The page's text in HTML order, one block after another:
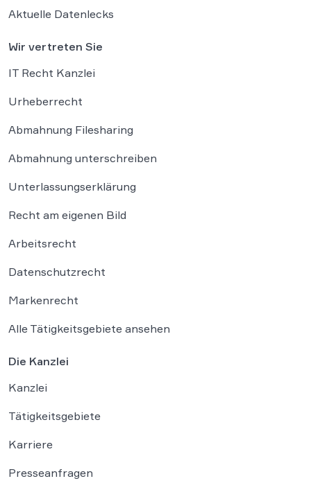
Aktuelle Datenlecks
Wir vertreten Sie
IT Recht Kanzlei
Urheberrecht
Abmahnung Filesharing
Abmahnung unterschreiben
Unterlassungserklärung
Recht am eigenen Bild
Arbeitsrecht
Datenschutzrecht
Markenrecht
Alle Tätigkeitsgebiete ansehen
Die Kanzlei
Kanzlei
Tätigkeitsgebiete
Karriere
Presseanfragen